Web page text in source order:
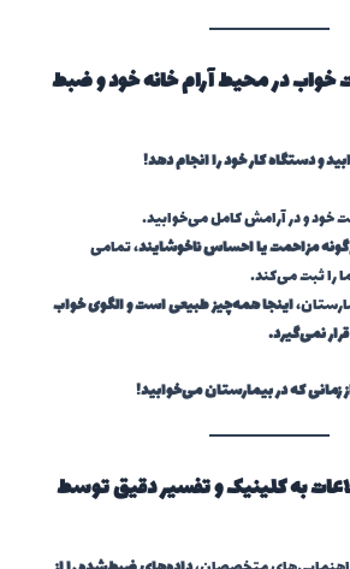
تست خواب در محیط آرام خانه خود و ضبط
و دستگاه کار خود را انجام دهد!
خود و در آرامش کامل می‌خوابید.
مزاحمت یا احساس ناخوشایند، تمامی
را ثبت می‌کند.
اینجا همه‌چیز طبیعی است و الگوی خواب
نمی‌گیرد.
زمانی که در بیمارستان می‌خوابید!
اطلاعات به کلینیک و تفسیر دقیق توسط